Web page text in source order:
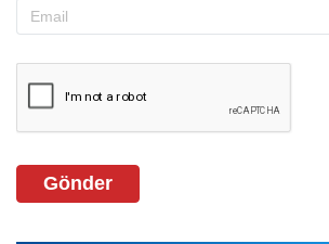
Gönder